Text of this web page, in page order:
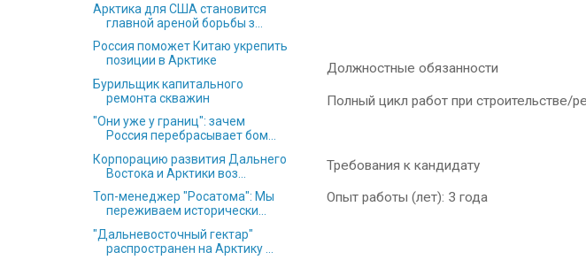
Должностные обязанности
Полный цикл работ при строительстве/
Требования к кандидату
Опыт работы (лет): 3 года
Арктика для США становится
главной ареной борьбы з...
Россия поможет Китаю укрепить
позиции в Арктике
Бурильщик капитального
ремонта скважин
"Они уже у границ": зачем
Россия перебрасывает бом...
Корпорацию развития Дальнего
Востока и Арктики воз...
Топ-менеджер "Росатома": Мы
переживаем исторически...
"Дальневосточный гектар"
распространен на Арктику ...